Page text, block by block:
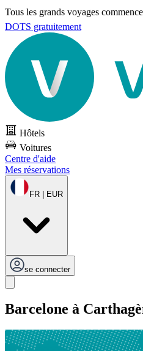
Tous les grands voyages
DOTS gratuitement
Hôtels
Voitures
Centre d'aide
Mes réservations
FR | EUR
se connecter
Barcelone à